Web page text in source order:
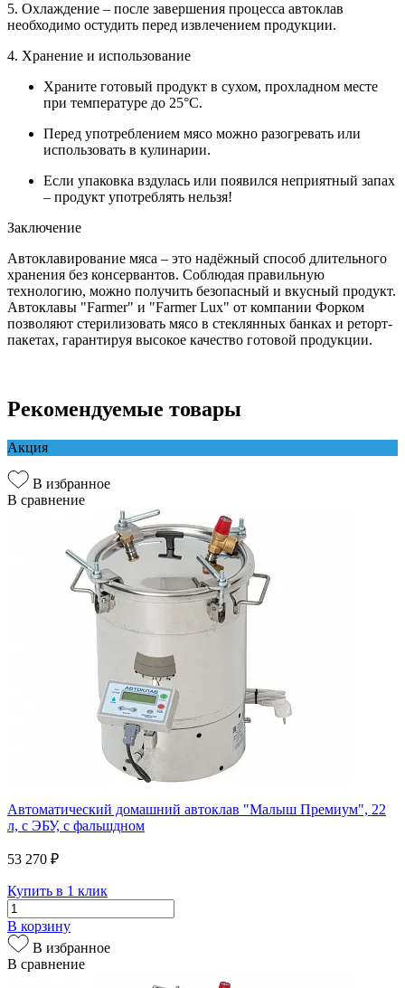
5. Охлаждение – после завершения процесса автоклав
необходимо остудить перед извлечением продукции.
4. Хранение и использование
Храните готовый продукт в сухом, прохладном месте
при температуре до 25°C.
Перед употреблением мясо можно разогревать или
использовать в кулинарии.
Если упаковка вздулась или появился неприятный запах
– продукт употреблять нельзя!
Заключение
Автоклавирование мяса – это надёжный способ длительного
хранения без консервантов. Соблюдая правильную
технологию, можно получить безопасный и вкусный продукт.
Автоклавы "Farmer" и "Farmer Lux" от компании Форком
позволяют стерилизовать мясо в стеклянных банках и реторт-
пакетах, гарантируя высокое качество готовой продукции.
Рекомендуемые товары
Акция
В избранное
В сравнение
Автоматический домашний автоклав "Малыш Премиум", 22
л, с ЭБУ, с фальшдном
53 270 ₽
Купить в 1 клик
В корзину
В избранное
В сравнение